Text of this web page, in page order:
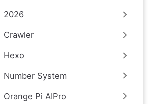
2026
Crawler
Hexo
Number System
Orange Pi AIPro